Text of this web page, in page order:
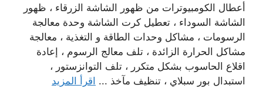
أعطال الكومبيوترات من ظهور الشاشة الزرقاء ، ظهور
الشاشة السوداء ، تعطيل كرت الشاشة وحدة معالجة
الرسومات ، مشاكل وحدات الطاقة و التغذية ، معالجة
مشاكل الحرارة الزائدة ، تلف معالج الرسوم ، إعادة
اقلاع الحاسوب بشكل متكرر ، تلف التوانزستور ،
استبدال بور سبلاي ، تنظيف مآخذ ... اقرأ المزيد